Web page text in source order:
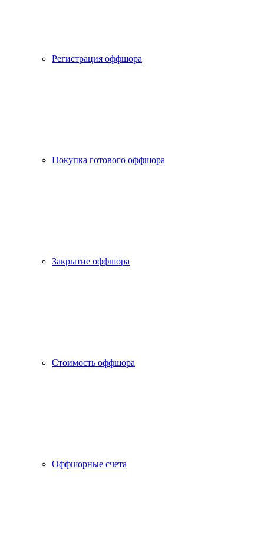
Регистрация оффшора
Покупка готового оффшора
Закрытие оффшора
Стоимость оффшора
Оффшорные счета